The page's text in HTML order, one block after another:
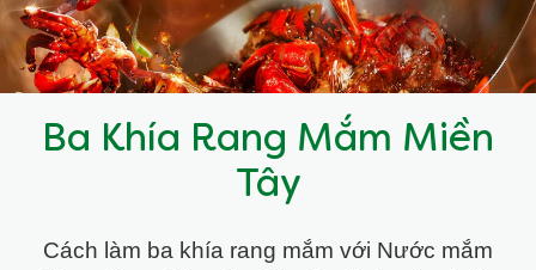
Ba Khía Rang Mắm Miền
Tây
Cách làm ba khía rang mắm với Nước mắm